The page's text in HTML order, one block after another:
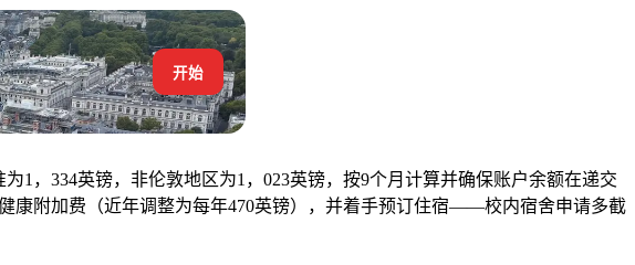
开始
1，334英镑，非伦敦地区为1，023英镑，按9个月计算并确保账户余额在递交
康附加费（近年调整为每年470英镑），并着手预订住宿——校内宿舍申请多截